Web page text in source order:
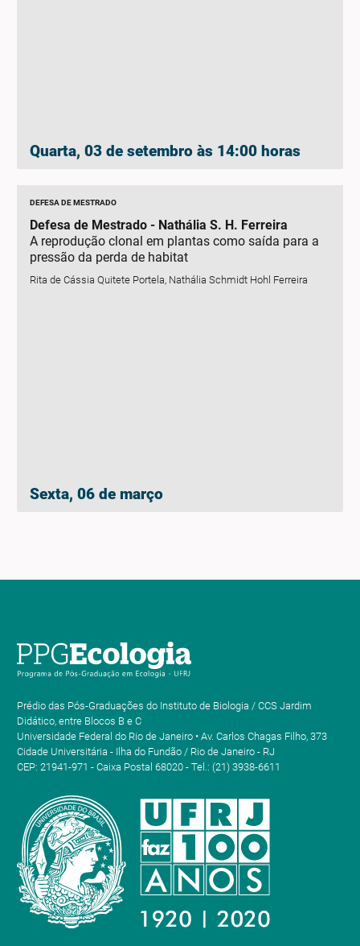
Quarta, 03 de setembro às 14:00 horas
DEFESA DE MESTRADO
Defesa de Mestrado - Nathália S. H. Ferreira
A reprodução clonal em plantas como saída para a
pressão da perda de habitat
Rita de Cássia Quitete Portela, Nathália Schmidt Hohl Ferreira
Sexta, 06 de março
Prédio das Pós-Graduações do Instituto de Biologia / CCS Jardim
Didático, entre Blocos B e C
Universidade Federal do Rio de Janeiro • Av. Carlos Chagas Filho, 373
Cidade Universitária - Ilha do Fundão / Rio de Janeiro - RJ
CEP: 21941-971 - Caixa Postal 68020 - Tel.: (21) 3938-6611